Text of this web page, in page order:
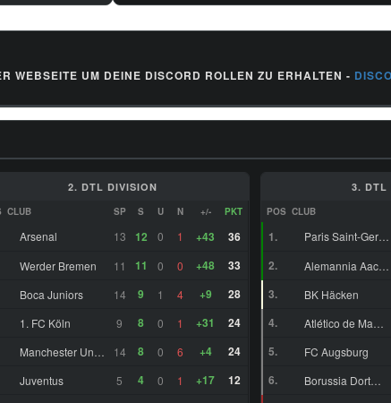
€
0 €
15.000.000
162.500 €
4.500.000 €
€
WEBSEITE UM DEINE DISCORD ROLLEN ZU ERHALTEN -
2. DTL DIVISION
CLUB SP S U N +/- PKT
Arsenal 13 12 0 1 +43
36
Werder Bremen 11 11 0 0 +48
33
Boca Juniors 14 9 1 4 +9
28
1. FC Köln 9 8 0 1 +31
24
Manchester United 14 8 0 6 +4
24
Juventus 5 4 0 1 +17
12
3. DTL
POS CLUB
1. Paris Saint-Germain
2.
Alemannia Aachen
3.
BK Häcken
4.
Atlético de Madrid
5.
FC Augsburg
6.
Borussia Dortmund